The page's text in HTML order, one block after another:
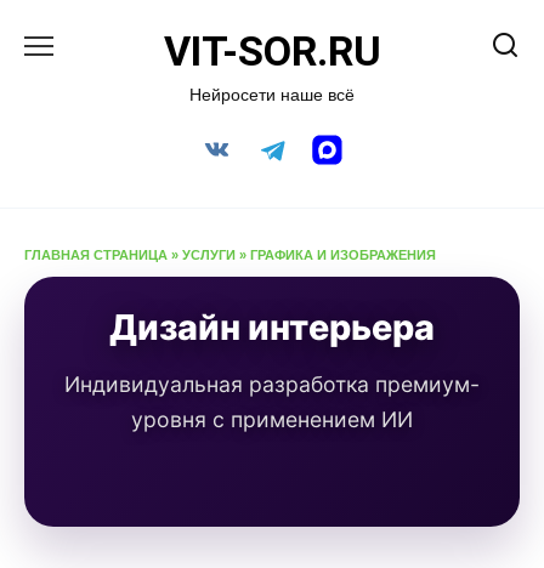
VIT-SOR.RU
Нейросети наше всё
ГЛАВНАЯ СТРАНИЦА » УСЛУГИ » ГРАФИКА И ИЗОБРАЖЕНИЯ
Дизайн интерьера
Индивидуальная разработка премиум-
уровня с применением ИИ